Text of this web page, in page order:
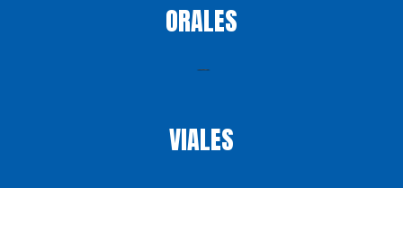
ORALES
VIALES